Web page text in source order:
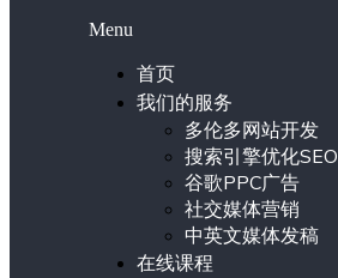
Menu
首页
我们的服务
多伦多网站开发
搜索引擎优化SEO
谷歌PPC广告
社交媒体营销
中英文媒体发稿
在线课程